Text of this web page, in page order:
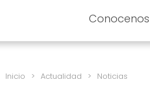
Conocenos
Inicio > Actualidad > Noticias